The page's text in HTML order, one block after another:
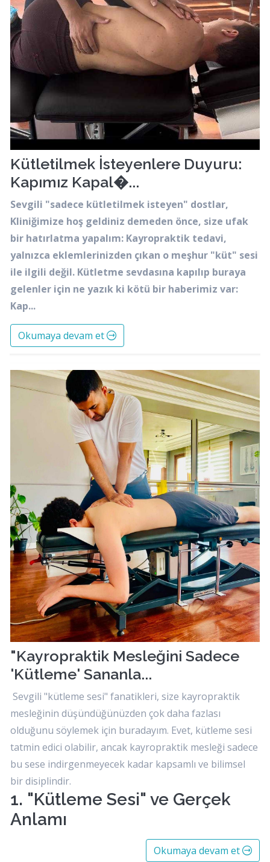
Kütletilmek İsteyenlere Duyuru:
Kapımız Kapal�...
Sevgili "sadece kütletilmek isteyen" dostlar,
Kliniğimize hoş geldiniz demeden önce, size ufak
bir hatırlatma yapalım: Kayropraktik tedavi,
yalnızca eklemlerinizden çıkan o meşhur "küt" sesi
ile ilgili değil. Kütletme sevdasına kapılıp buraya
gelenler için ne yazık ki kötü bir haberimiz var:
Kap...
Okumaya devam et
"Kayropraktik Mesleğini Sadece
'Kütleme' Sananla...
Sevgili "kütleme sesi" fanatikleri, size kayropraktik
mesleğinin düşündüğünüzden çok daha fazlası
olduğunu söylemek için buradayım. Evet, kütleme sesi
tatmin edici olabilir, ancak kayropraktik mesleği sadece
bu sese indirgenmeyecek kadar kapsamlı ve bilimsel
bir disiplindir.
1. "Kütleme Sesi" ve Gerçek
Anlamı
Okumaya devam et